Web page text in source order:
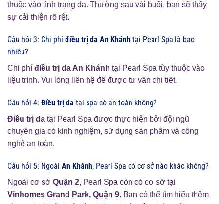
thuộc vào tình trạng da. Thường sau vài buổi, bạn sẽ thấy
sự cải thiện rõ rệt.
Câu hỏi 3: Chi phí điều trị da An Khánh tại Pearl Spa là bao
nhiêu?
Chi phí điều trị da An Khánh tại Pearl Spa tùy thuộc vào
liệu trình. Vui lòng liên hệ để được tư vấn chi tiết.
Câu hỏi 4: Điều trị da tại spa có an toàn không?
Điều trị da tại Pearl Spa được thực hiện bởi đội ngũ
chuyên gia có kinh nghiệm, sử dụng sản phẩm và công
nghệ an toàn.
Câu hỏi 5: Ngoài An Khánh, Pearl Spa có cơ sở nào khác không?
Ngoài cơ sở Quận 2, Pearl Spa còn có cơ sở tại
Vinhomes Grand Park, Quận 9. Bạn có thể tìm hiểu thêm